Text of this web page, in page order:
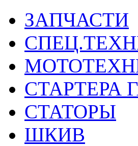
ЗАПЧАСТИ
СТАРТЕРА
СТАТОРЫ
ШКИВ